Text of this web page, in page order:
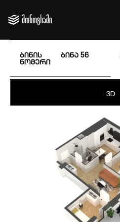
ბინის
ნომერი
ბინა 56
3D